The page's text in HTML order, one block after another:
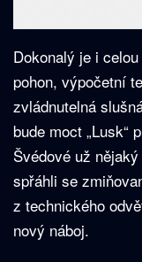
Dokonalý je i
pohon, výpočetní
zvládnutelná
bude moct „Lusk“
Švédové už
spřáhli se
z technického
nový náboj.